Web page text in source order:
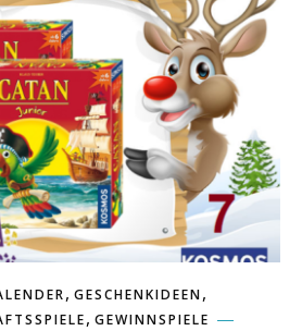
, GESCHENKIDEEN,
, GEWINNSPIELE